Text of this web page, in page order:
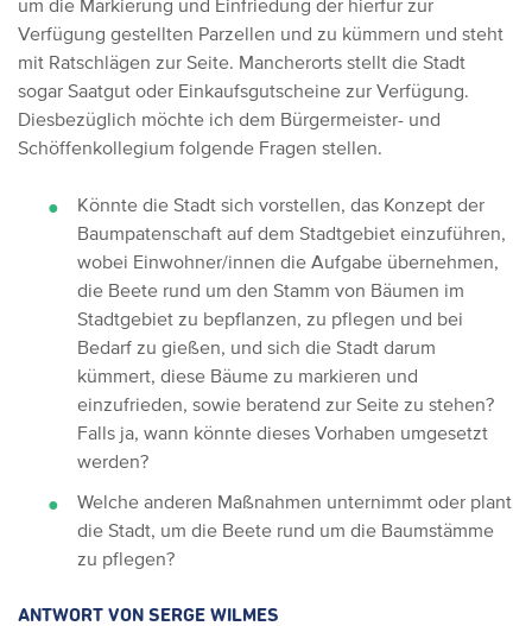
um die Markierung und Einfriedung der hierfür zur
Verfügung gestellten Parzellen und zu kümmern und steht
mit Ratschlägen zur Seite. Mancherorts stellt die Stadt
sogar Saatgut oder Einkaufsgutscheine zur Verfügung.
Diesbezüglich möchte ich dem Bürgermeister- und
Schöffenkollegium folgende Fragen stellen.
Könnte die Stadt sich vorstellen, das Konzept der
Baumpatenschaft auf dem Stadtgebiet einzuführen,
wobei Einwohner/innen die Aufgabe übernehmen,
die Beete rund um den Stamm von Bäumen im
Stadtgebiet zu bepflanzen, zu pflegen und bei
Bedarf zu gießen, und sich die Stadt darum
kümmert, diese Bäume zu markieren und
einzufrieden, sowie beratend zur Seite zu stehen?
Falls ja, wann könnte dieses Vorhaben umgesetzt
werden?
Welche anderen Maßnahmen unternimmt oder plant
die Stadt, um die Beete rund um die Baumstämme
zu pflegen?
ANTWORT VON SERGE WILMES